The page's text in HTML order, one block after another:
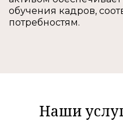
обучения кадров,
потребностям.
Наши